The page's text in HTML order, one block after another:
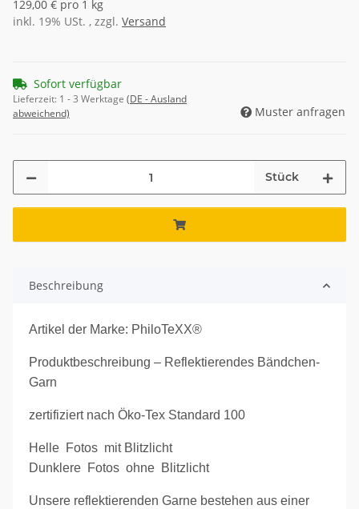
129,00 € pro 1 kg
inkl. 19% USt. , zzgl. Versand
Sofort verfügbar
Lieferzeit: 1 - 3 Werktage (DE - Ausland
abweichend)
Muster anfragen
Stück
Beschreibung
Artikel der Marke: PhiloTeXX®
Produktbeschreibung – Reflektierendes Bändchen-
Garn
zertifiziert nach Öko-Tex Standard 100
Helle Fotos mit Blitzlicht
Dunklere Fotos ohne Blitzlicht
Unsere reflektierenden Garne bestehen aus einer